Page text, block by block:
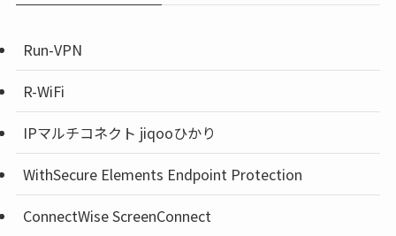
Run-VPN
R-WiFi
IPマルチコネクト jiqooひかり
WithSecure Elements Endpoint Protection
ConnectWise ScreenConnect